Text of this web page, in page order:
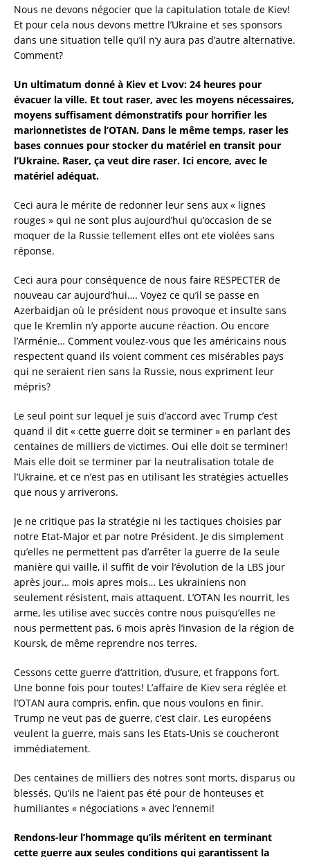
Nous ne devons négocier que la capitulation totale de Kiev!
Et pour cela nous devons mettre l’Ukraine et ses sponsors
dans une situation telle qu’il n’y aura pas d’autre alternative.
Comment?
Un ultimatum donné à Kiev et Lvov: 24 heures pour
évacuer la ville. Et tout raser, avec les moyens nécessaires,
moyens suffisament démonstratifs pour horrifier les
marionnetistes de l’OTAN. Dans le même temps, raser les
bases connues pour stocker du matériel en transit pour
l’Ukraine. Raser, ça veut dire raser. Ici encore, avec le
matériel adéquat.
Ceci aura le mérite de redonner leur sens aux « lignes
rouges » qui ne sont plus aujourd’hui qu’occasion de se
moquer de la Russie tellement elles ont ete violées sans
réponse.
Ceci aura pour conséquence de nous faire RESPECTER de
nouveau car aujourd’hui…. Voyez ce qu’il se passe en
Azerbaidjan où le président nous provoque et insulte sans
que le Kremlin n’y apporte aucune réaction. Ou encore
l’Arménie… Comment voulez-vous que les américains nous
respectent quand ils voient comment ces misérables pays
qui ne seraient rien sans la Russie, nous expriment leur
mépris?
Le seul point sur lequel je suis d’accord avec Trump c’est
quand il dit « cette guerre doit se terminer » en parlant des
centaines de milliers de victimes. Oui elle doit se terminer!
Mais elle doit se terminer par la neutralisation totale de
l’Ukraine, et ce n’est pas en utilisant les stratégies actuelles
que nous y arriverons.
Je ne critique pas la stratégie ni les tactiques choisies par
notre Etat-Major et par notre Président. Je dis simplement
qu’elles ne permettent pas d’arrêter la guerre de la seule
manière qui vaille, il suffit de voir l’évolution de la LBS jour
après jour… mois apres mois… Les ukrainiens non
seulement résistent, mais attaquent. L’OTAN les nourrit, les
arme, les utilise avec succès contre nous puisqu’elles ne
nous permettent pas, 6 mois après l’invasion de la région de
Koursk, de même reprendre nos terres.
Cessons cette guerre d’attrition, d’usure, et frappons fort.
Une bonne fois pour toutes! L’affaire de Kiev sera réglée et
l’OTAN aura compris, enfin, que nous voulons en finir.
Trump ne veut pas de guerre, c’est clair. Les européens
veulent la guerre, mais sans les Etats-Unis se coucheront
immédiatement.
Des centaines de milliers des notres sont morts, disparus ou
blessés. Qu’ils ne l’aient pas été pour de honteuses et
humiliantes « négociations » avec l’ennemi!
Rendons-leur l’hommage qu’ils méritent en terminant
cette guerre aux seules conditions qui garantissent la